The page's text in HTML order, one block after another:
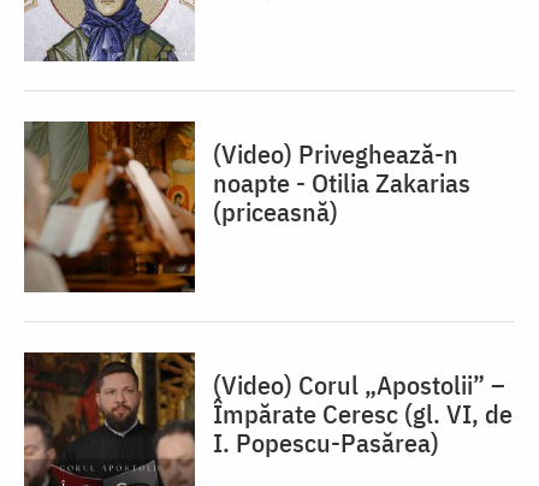
(Video) Priveghează-n
noapte - Otilia Zakarias
(priceasnă)
(Video) Corul „Apostolii” –
⁠Împărate Ceresc (gl. VI, de
I. Popescu-Pasărea)